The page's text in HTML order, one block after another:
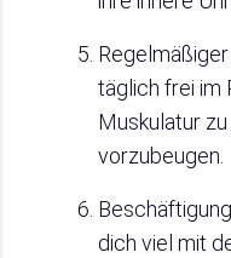
täglich frei im
Muskulatur
vorzubeugen.
dich viel mit